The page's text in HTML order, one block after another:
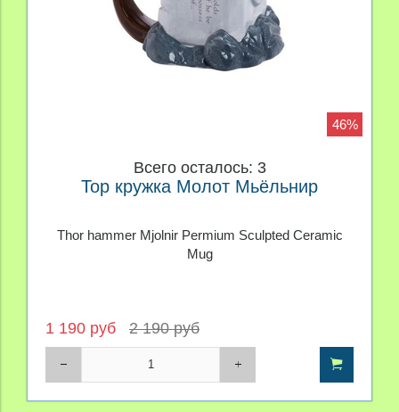
46%
Всего осталось: 3
Тор кружка Молот Мьёльнир
Thor hammer Mjolnir Permium Sculpted Ceramic
Mug
1 190 руб 2 190 руб